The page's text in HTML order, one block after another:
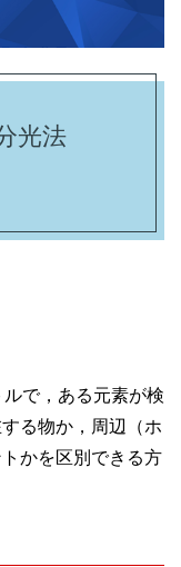
光法
で，ある元素が検
る物か，周辺（ホ
かを区別できる方